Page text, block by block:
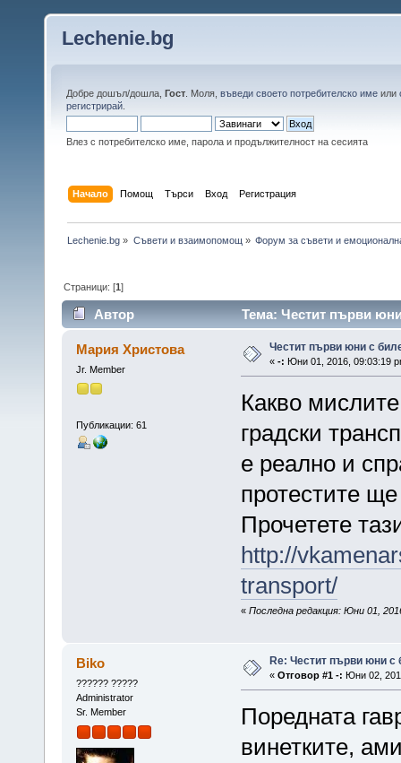
Lechenie.bg
Добре дошъл/дошла, Гост . Моля, въведи своето потребителско име или
регистрирай
Влез с потребителско име, парола и продължителност на сесията
Начало Помощ Търси Вход Регистрация
Lechenie.bg » Съвети и взаимопомощ » Форум за съвети и
Страници: [1]
Автор Тема: Честит първи
Мария Христова
Jr. Member
Публикации: 61
Честит първи юни с
« -: Юни 01, 2016, 09:03:19
Какво
градски
е реално и
протестите
Прочетете
http://
transport/
« Последна редакция: Юни 01,
Biko
?????? ?????
Administrator
Sr. Member
Re: Честит първи юни с
« Отговор #1 -: Юни 02,
Поредната
винетките,